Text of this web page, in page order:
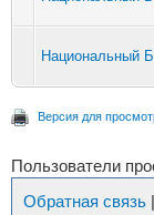
Национальный
Версия для
Пользователи
Обратная связь |